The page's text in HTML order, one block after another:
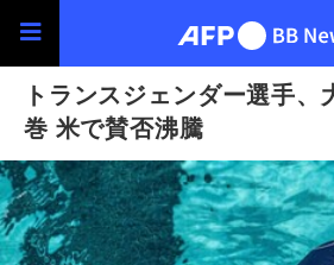
トランスジェンダー選手、
巻 米で賛否沸騰